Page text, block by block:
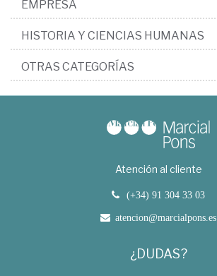
EMPRESA
HISTORIA Y CIENCIAS HUMANAS
OTRAS CATEGORÍAS
Atención al cliente
(+34) 91 304 33 03
atencion@marcialpons.es
¿DUDAS?